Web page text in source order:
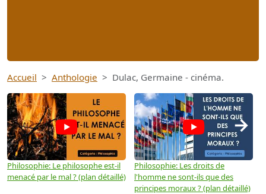
Accueil Anthologie Dulac, Germaine - cinéma.
Philosophie: Le philosophe est-il
menacé par le mal ? (plan détaillé)
Philosophie: Les droits de
l'homme ne sont-ils que des
principes moraux ? (plan détaillé)
→